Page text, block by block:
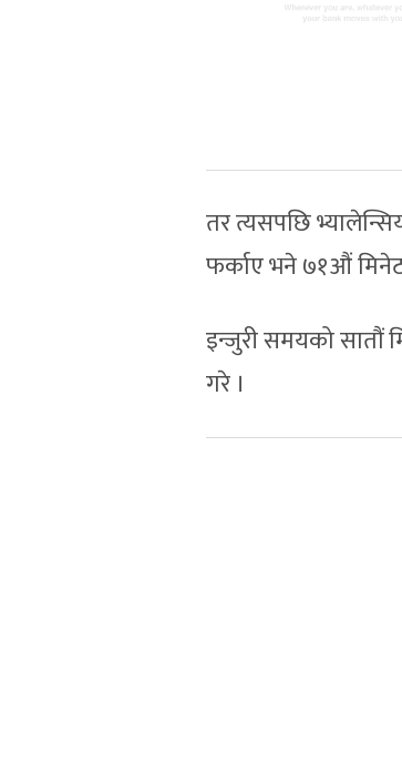
तर त्यसपछि
फर्काए भने ७१औं
इन्जुरी समयको सातौं
गरे ।